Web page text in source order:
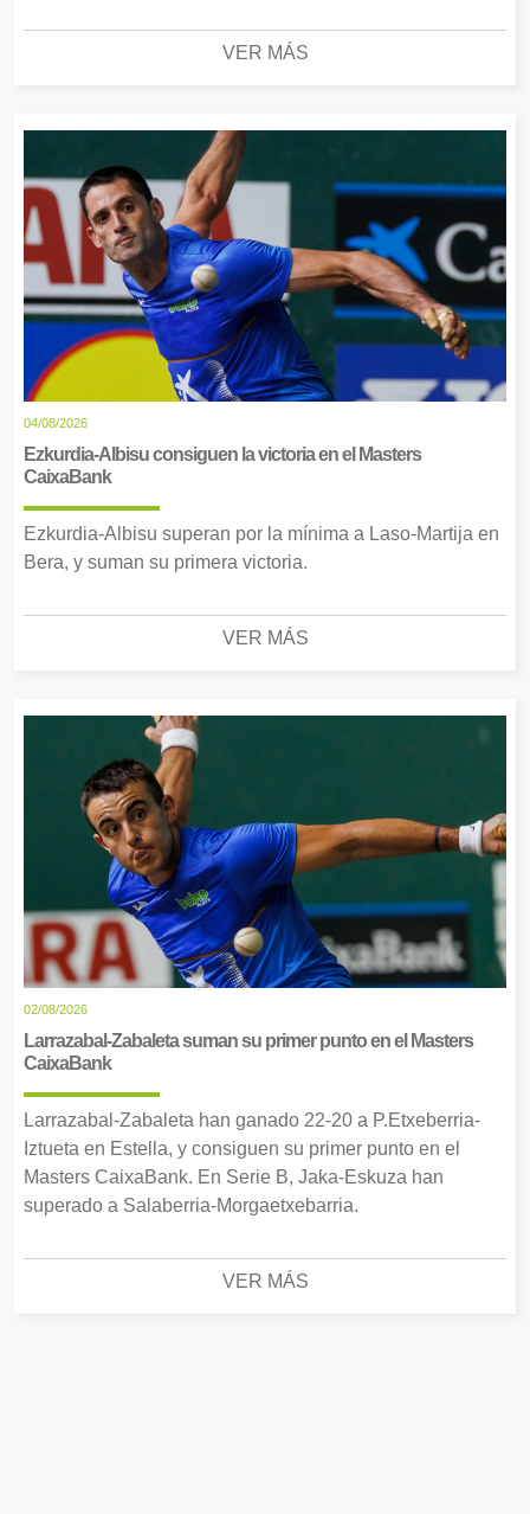
VER MÁS
04/08/2026
Ezkurdia-Albisu consiguen la victoria en el Masters
CaixaBank
Ezkurdia-Albisu superan por la mínima a Laso-Martija en
Bera, y suman su primera victoria.
VER MÁS
02/08/2026
Larrazabal-Zabaleta suman su primer punto en el Masters
CaixaBank
Larrazabal-Zabaleta han ganado 22-20 a P.Etxeberria-
Iztueta en Estella, y consiguen su primer punto en el
Masters CaixaBank. En Serie B, Jaka-Eskuza han
superado a Salaberria-Morgaetxebarria.
VER MÁS